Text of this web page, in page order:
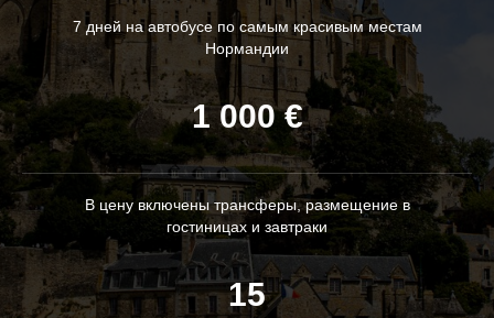
7 дней на автобусе по самым красивым местам
Нормандии
1 000 €
В цену включены трансферы, размещение в
гостиницах и завтраки
15